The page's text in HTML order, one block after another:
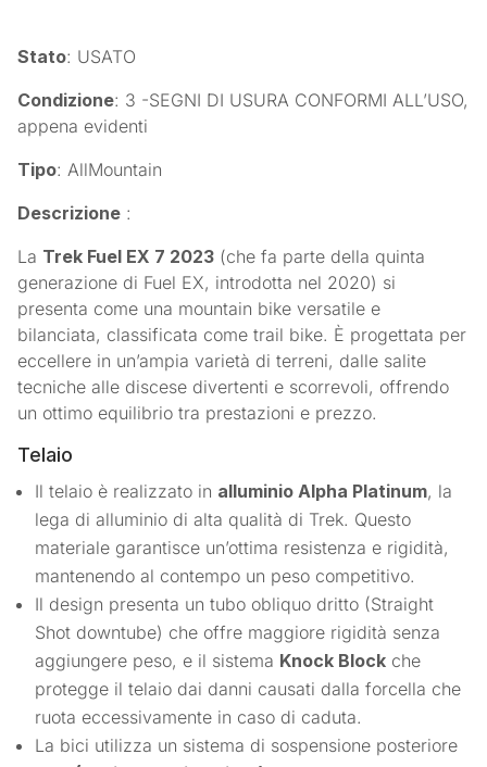
Stato: USATO
Condizione: 3 -SEGNI DI USURA CONFORMI ALL’USO,
appena evidenti
Tipo: AllMountain
Descrizione :
La Trek Fuel EX 7 2023 (che fa parte della quinta
generazione di Fuel EX, introdotta nel 2020) si
presenta come una mountain bike versatile e
bilanciata, classificata come trail bike. È progettata per
eccellere in un’ampia varietà di terreni, dalle salite
tecniche alle discese divertenti e scorrevoli, offrendo
un ottimo equilibrio tra prestazioni e prezzo.
Telaio
Il telaio è realizzato in alluminio Alpha Platinum, la
lega di alluminio di alta qualità di Trek. Questo
materiale garantisce un’ottima resistenza e rigidità,
mantenendo al contempo un peso competitivo.
Il design presenta un tubo obliquo dritto (Straight
Shot downtube) che offre maggiore rigidità senza
aggiungere peso, e il sistema Knock Block che
protegge il telaio dai danni causati dalla forcella che
ruota eccessivamente in caso di caduta.
La bici utilizza un sistema di sospensione posteriore